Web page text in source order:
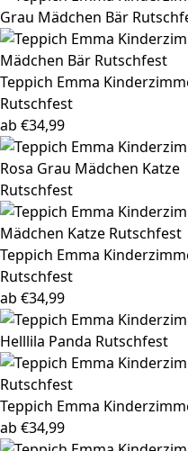
Teppich Emma
Rutschfest
ab €34,99
Teppich Emma
Rutschfest
ab €34,99
Teppich Emma
ab €34,99